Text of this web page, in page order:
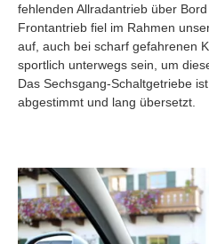
fehlenden Allradantrieb über
Frontantrieb fiel im Rahmen
auf, auch bei scharf gefahrenen
sportlich unterwegs sein, um
Das Sechsgang-Schaltgetriebe
abgestimmt und lang übersetzt.